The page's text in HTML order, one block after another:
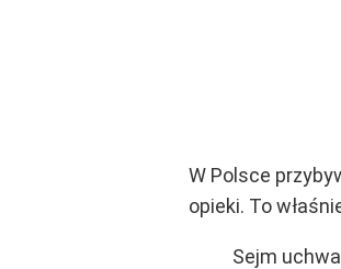
W Polsce
opieki. To
Sejm